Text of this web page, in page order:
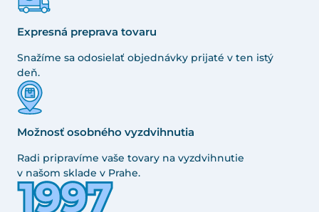
Expresná preprava tovaru
Snažíme sa odosielať objednávky prijaté v ten istý
deň.
Možnosť osobného vyzdvihnutia
Radi pripravíme vaše tovary na vyzdvihnutie
v našom sklade v Prahe.